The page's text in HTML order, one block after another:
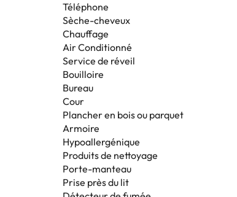
Téléphone
Sèche-cheveux
Chauffage
Air Conditionné
Service de réveil
Bouilloire
Bureau
Cour
Plancher en bois ou parquet
Armoire
Hypoallergénique
Produits de nettoyage
Porte-manteau
Prise près du lit